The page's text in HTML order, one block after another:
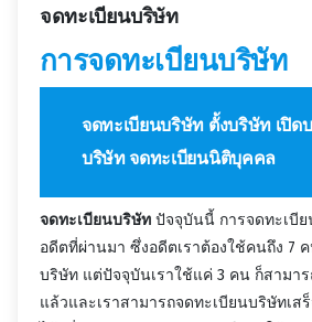
จดทะเบียนบริษัท
การจดทะเบียนบริษัท
จดทะเบียนบริษัท ตั้งบริษัท เปิด
บริษัท จดทะเบียนนิติบุคคล
จดทะเบียนบริษัท ปัจจุบันนี้ การจดทะเบี
อดีตที่ผ่านมา ซึ่งอดีตเราต้องใช้คนถึง 7
บริษัท แต่ปัจจุบันเราใช้แค่ 3 คน ก็สามา
แล้วและเราสามารถจดทะเบียนบริษัทเส